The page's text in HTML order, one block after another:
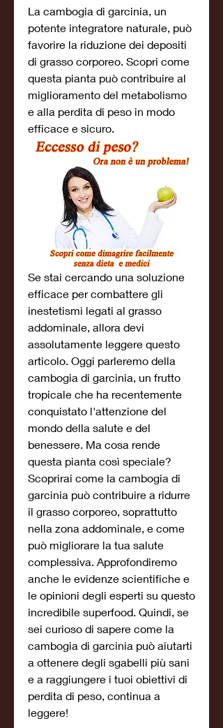
La cambogia di garcinia, un
potente integratore naturale, può
favorire la riduzione dei depositi
di grasso corporeo. Scopri come
questa pianta può contribuire al
miglioramento del metabolismo
e alla perdita di peso in modo
efficace e sicuro.
Se stai cercando una soluzione
efficace per combattere gli
inestetismi legati al grasso
addominale, allora devi
assolutamente leggere questo
articolo. Oggi parleremo della
cambogia di garcinia, un frutto
tropicale che ha recentemente
conquistato l'attenzione del
mondo della salute e del
benessere. Ma cosa rende
questa pianta così speciale?
Scoprirai come la cambogia di
garcinia può contribuire a ridurre
il grasso corporeo, soprattutto
nella zona addominale, e come
può migliorare la tua salute
complessiva. Approfondiremo
anche le evidenze scientifiche e
le opinioni degli esperti su questo
incredibile superfood. Quindi, se
sei curioso di sapere come la
cambogia di garcinia può aiutarti
a ottenere degli sgabelli più sani
e a raggiungere i tuoi obiettivi di
perdita di peso, continua a
leggere!